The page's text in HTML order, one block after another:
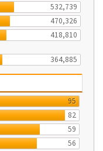
532,739
470,326
418,810
364,885
95
82
59
56